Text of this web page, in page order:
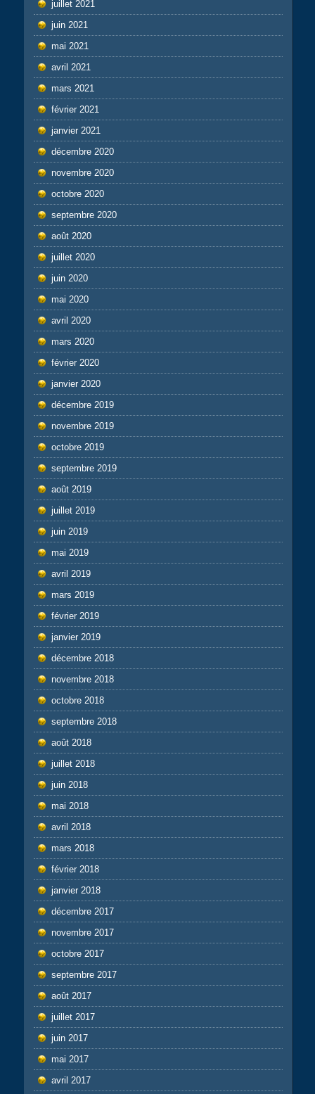
juillet 2021
juin 2021
mai 2021
avril 2021
mars 2021
février 2021
janvier 2021
décembre 2020
novembre 2020
octobre 2020
septembre 2020
août 2020
juillet 2020
juin 2020
mai 2020
avril 2020
mars 2020
février 2020
janvier 2020
décembre 2019
novembre 2019
octobre 2019
septembre 2019
août 2019
juillet 2019
juin 2019
mai 2019
avril 2019
mars 2019
février 2019
janvier 2019
décembre 2018
novembre 2018
octobre 2018
septembre 2018
août 2018
juillet 2018
juin 2018
mai 2018
avril 2018
mars 2018
février 2018
janvier 2018
décembre 2017
novembre 2017
octobre 2017
septembre 2017
août 2017
juillet 2017
juin 2017
mai 2017
avril 2017